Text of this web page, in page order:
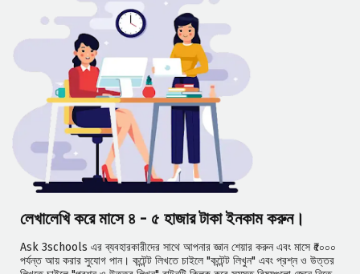
লেখালেখি করে মাসে ৪ - ৫ হাজার টাকা ইনকাম করুন।
Ask 3schools এর ব্যবহারকারীদের সাথে আপনার জ্ঞান শেয়ার করুন এবং মাসে ₹৫০০০
পর্যন্ত আয় করার সুযোগ পান। কন্টেন্ট লিখতে চাইলে "কন্টেন্ট লিখুন" এবং প্রশ্ন ও উত্তর